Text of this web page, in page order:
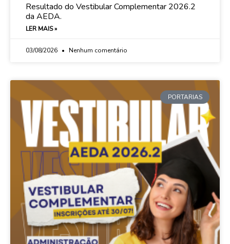
Resultado do Vestibular Complementar 2026.2
da AEDA.
LER MAIS »
03/08/2026 Nenhum comentário
PORTARIAS